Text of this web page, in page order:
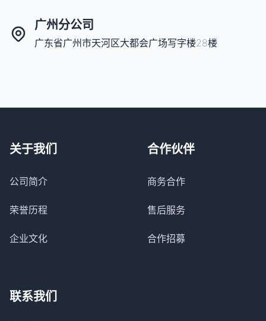
广州分公司
广东省广州市天河区大都会广场写字楼28楼
关于我们
公司简介
荣誉历程
企业文化
合作伙伴
商务合作
售后服务
合作招募
联系我们